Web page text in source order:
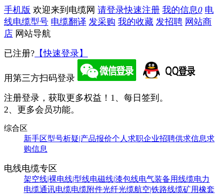
手机版 欢迎来到电缆网 请登录快速注册 我的信息0 电
线电缆型号 电缆翻译 发采购 我的收藏 发招聘 网站商
店 网站导航
已注册? 【快速登录】
用第三方扫码登录
注册登录，获取更多权益！ 1、每日签到。
2、更多会员功能。
综合区
新手区型号析疑|产品报价个人求职企业招聘供求信息求
购信息
电线电缆专区
架空线|裸电线|型线电磁线|漆包线电气装备用线缆电力
电缆通讯电缆电缆附件光纤光缆航空|铁路线缆矿用橡套